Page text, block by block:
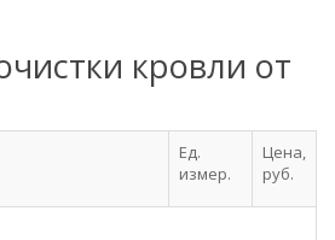
кровли от
Ед.
измер.
Цена,
руб.